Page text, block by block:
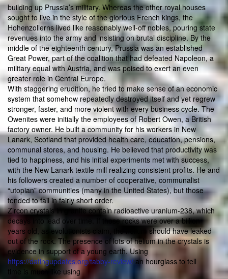
building up Prussia’s military. Whereas the other royal houses
sought to live in the style of the glorious French kings, the
Hohenzollerns lived like reasonably well-off nobles, pouring state
revenues into the army and insisting on brutal discipline. By the
middle of the eighteenth century, Prussia was an established
Great Power, part of the coalition that had defeated Napoleon, a
military equal with Austria, and was poised to exert an even
greater role in Central Europe.
With staggering erudition, he tried to make sense of an economic
system that somehow repeatedly destroyed itself and yet regrew
stronger, faster, and more violent with every business cycle. The
Owenites were initially the employees of Robert Owen, a British
factory owner. He built a community for his workers in New
Lanark, Scotland that provided health care, education, pensions,
communal stores, and housing. He believed that productivity was
tied to happiness, and his initial experiments met with success,
with the New Lanark textile mill realizing consistent profits. He and
his followers created a number of cooperative, communalist
“utopian” communities (many in the United States), but those
tended to fail in fairly short order.
Zircon crystals in granite contain radioactive uranium-238, which
decays into lead over time. If those rocks were over a billion
years old, as evolutionists claim, the helium should have leaked
out of the rock. The presence of lots of helium in the crystals is
evidence in support of a young earth. Using
https://datingupdates.org/tabby-review/an hourglass to tell
time is much like using